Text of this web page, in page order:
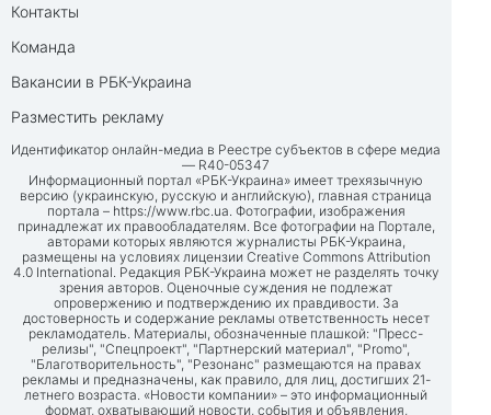
Контакты
Команда
Вакансии в РБК-Украина
Разместить рекламу
Идентификатор онлайн-медиа в Реестре субъектов в сфере медиа
— R40-05347
Информационный портал «РБК-Украина» имеет трехязычную
версию (украинскую, русскую и английскую), главная страница
портала – https://www.rbc.ua. Фотографии, изображения
принадлежат их правообладателям. Все фотографии на Портале,
авторами которых являются журналисты РБК-Украина,
размещены на условиях лицензии Creative Commons Attribution
4.0 International. Редакция РБК-Украина может не разделять точку
зрения авторов. Оценочные суждения не подлежат
опровержению и подтверждению их правдивости. За
достоверность и содержание рекламы ответственность несет
рекламодатель. Материалы, обозначенные плашкой: "Пресс-
релизы", "Спецпроект", "Партнерский материал", "Promo",
"Благотворительность", "Резонанс" размещаются на правах
рекламы и предназначены, как правило, для лиц, достигших 21-
летнего возраста. «Новости компании» – это информационный
формат, охватывающий новости, события и объявления,